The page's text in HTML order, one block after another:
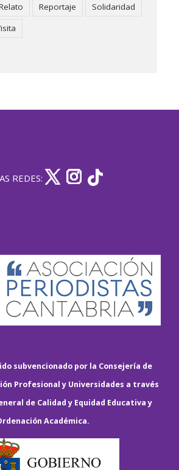
Reportaje
Solidaridad
REDES:
subvencionado por la Consejería de
Profesional y Universidades a través
de Calidad y Equidad Educativa y
Académica.